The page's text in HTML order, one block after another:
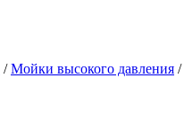
/Мойки высокого давления /